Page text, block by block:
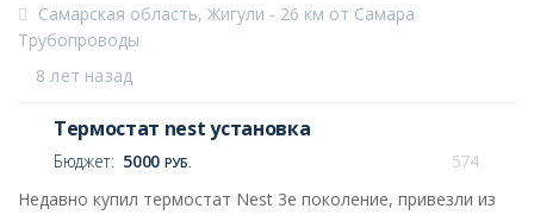
8 лет назад
Самарская область, Жигули - 26 км от Самара
Трубопроводы
Термостат nest установка
Бюджет: 5000 РУБ.
574
Недавно купил термостат Nest 3е поколение, привезли из